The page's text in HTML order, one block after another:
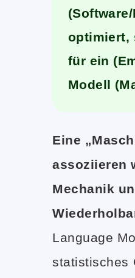
optimiert,
für ein
Modell
Eine
assoziieren
Mechanik
Language
statistisches